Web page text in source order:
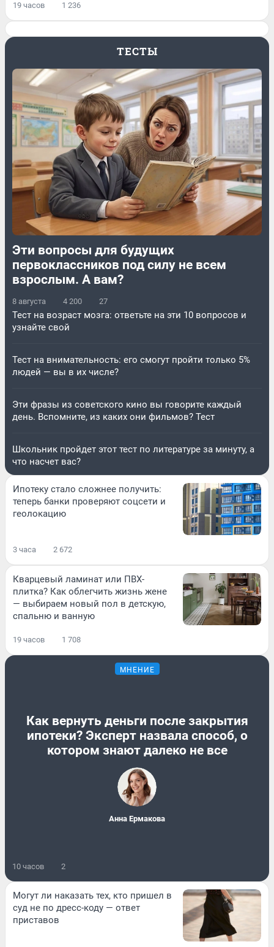
19 часов 1 236
ТЕСТЫ
Эти вопросы для будущих
первоклассников под силу не всем
взрослым. А вам?
8 августа 4 200 27
Тест на возраст мозга: ответьте на эти 10 вопросов и
узнайте свой
Тест на внимательность: его смогут пройти только 5%
людей — вы в их числе?
Эти фразы из советского кино вы говорите каждый
день. Вспомните, из каких они фильмов? Тест
Школьник пройдет этот тест по литературе за минуту, а
что насчет вас?
Ипотеку стало сложнее получить:
теперь банки проверяют соцсети и
геолокацию
3 часа 2 672
Кварцевый ламинат или ПВХ-
плитка? Как облегчить жизнь жене
— выбираем новый пол в детскую,
спальню и ванную
19 часов 1 708
МНЕНИЕ
Как вернуть деньги после закрытия
ипотеки? Эксперт назвала способ, о
котором знают далеко не все
Анна Ермакова
10 часов 2
Могут ли наказать тех, кто пришел в
суд не по дресс-коду — ответ
приставов